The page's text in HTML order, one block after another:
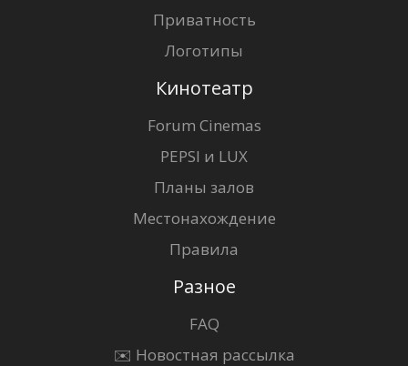
Приватность
Логотипы
Кинотеатр
Forum Cinemas
PEPSI и LUX
Планы залов
Местонахождение
Правила
Разное
FAQ
✉️ Новостная рассылка